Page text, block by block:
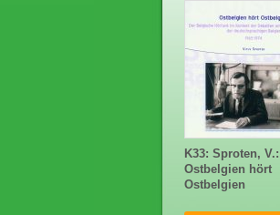
K33: Sproten, V.:
Ostbelgien hört
Ostbelgien